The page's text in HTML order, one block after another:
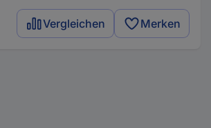
Vergleichen Merken